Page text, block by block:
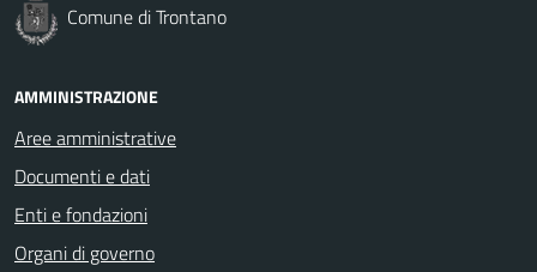
Comune di Trontano
AMMINISTRAZIONE
Aree amministrative
Documenti e dati
Enti e fondazioni
Organi di governo